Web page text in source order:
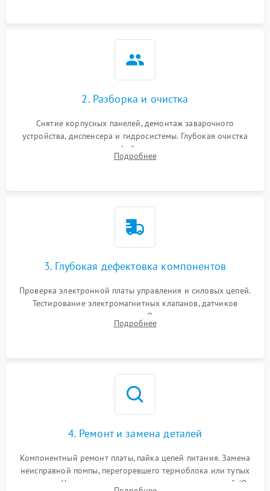
2. Разборка и очистка
Снятие корпусных панелей, демонтаж заварочного
устройства, диспенсера и гидросистемы. Глубокая очистка
внутренних узлов от кофейных масел, жмыха и накипи.
Промывка дренажных каналов и фильтров с использованием
Подробнее
3. Глубокая дефектовка компонентов
Проверка электронной платы управления и силовых цепей.
Тестирование электромагнитных клапанов, датчиков
температуры и расходомера. Оценка степени износа
жерновов кофемолки, уплотнительных колец гидросистемы
Подробнее
4. Ремонт и замена деталей
Компонентный ремонт платы, пайка цепей питания. Замена
неисправной помпы, перегоревшего термоблока или тупых
жерновов. Установка новых силиконовых уплотнителей (O-